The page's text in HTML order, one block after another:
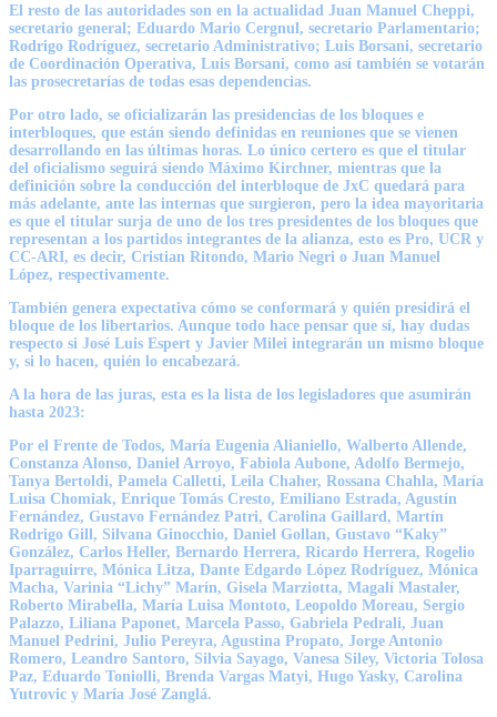
El resto de las autoridades son en la actualidad Juan Manuel Cheppi,
secretario general; Eduardo Mario Cergnul, secretario Parlamentario;
Rodrigo Rodríguez, secretario Administrativo; Luis Borsani, secretario
de Coordinación Operativa, Luis Borsani, como así también se votarán
las prosecretarías de todas esas dependencias.
Por otro lado, se oficializarán las presidencias de los bloques e
interbloques, que están siendo definidas en reuniones que se vienen
desarrollando en las últimas horas. Lo único certero es que el titular
del oficialismo seguirá siendo Máximo Kirchner, mientras que la
definición sobre la conducción del interbloque de JxC quedará para
más adelante, ante las internas que surgieron, pero la idea mayoritaria
es que el titular surja de uno de los tres presidentes de los bloques que
representan a los partidos integrantes de la alianza, esto es Pro, UCR y
CC-ARI, es decir, Cristian Ritondo, Mario Negri o Juan Manuel
López, respectivamente.
También genera expectativa cómo se conformará y quién presidirá el
bloque de los libertarios. Aunque todo hace pensar que sí, hay dudas
respecto si José Luis Espert y Javier Milei integrarán un mismo bloque
y, si lo hacen, quién lo encabezará.
A la hora de las juras, esta es la lista de los legisladores que asumirán
hasta 2023:
Por el Frente de Todos, María Eugenia Alianiello, Walberto Allende,
Constanza Alonso, Daniel Arroyo, Fabiola Aubone, Adolfo Bermejo,
Tanya Bertoldi, Pamela Calletti, Leila Chaher, Rossana Chahla, María
Luisa Chomiak, Enrique Tomás Cresto, Emiliano Estrada, Agustín
Fernández, Gustavo Fernández Patri, Carolina Gaillard, Martín
Rodrigo Gill, Silvana Ginocchio, Daniel Gollan, Gustavo “Kaky”
González, Carlos Heller, Bernardo Herrera, Ricardo Herrera, Rogelio
Iparraguirre, Mónica Litza, Dante Edgardo López Rodríguez, Mónica
Macha, Varinia “Lichy” Marín, Gisela Marziotta, Magalí Mastaler,
Roberto Mirabella, María Luisa Montoto, Leopoldo Moreau, Sergio
Palazzo, Liliana Paponet, Marcela Passo, Gabriela Pedrali, Juan
Manuel Pedrini, Julio Pereyra, Agustina Propato, Jorge Antonio
Romero, Leandro Santoro, Silvia Sayago, Vanesa Siley, Victoria Tolosa
Paz, Eduardo Toniolli, Brenda Vargas Matyi, Hugo Yasky, Carolina
Yutrovic y María José Zanglá.